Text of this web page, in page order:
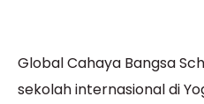
Global Cahaya Bangsa
sekolah internasional di